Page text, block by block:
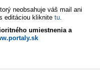
neobsahuje váš mail ani
editáciou kliknite tu.
umiestnenia a